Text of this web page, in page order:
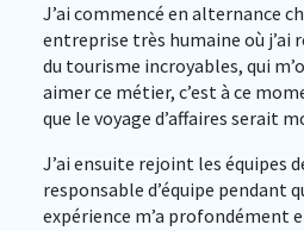
J’ai commencé en alternance
entreprise très humaine où j’ai
du tourisme incroyables, qui
aimer ce métier, c’est à ce
que le voyage d’affaires serait
J’ai ensuite rejoint les équipes
responsable d’équipe pendant
expérience m’a profondément